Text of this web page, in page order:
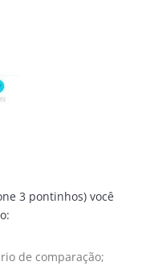
3 pontinhos) você
de comparação;